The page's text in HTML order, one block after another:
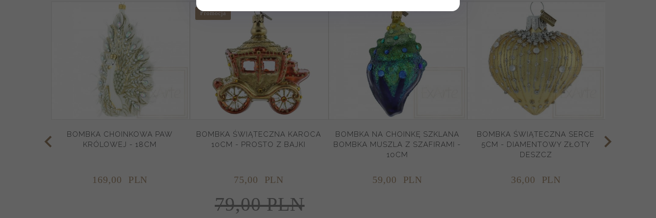
BOMBKA CHOINKOWA PAW
KRÓLOWEJ - 18CM
169,00 PLN
Promocja
BOMBKA ŚWIĄTECZNA KAROCA
10CM - PROSTO Z BAJKI
75,00 PLN
79,00 PLN
BOMBKA NA CHOINKĘ SZKLANA
BOMBKA MUSZLA Z SZAFIRAMI -
10CM
59,00 PLN
BOMBKA ŚWIĄTECZNA SERCE
5CM - DIAMENTOWY ZŁOTY
DESZCZ
36,00 PLN